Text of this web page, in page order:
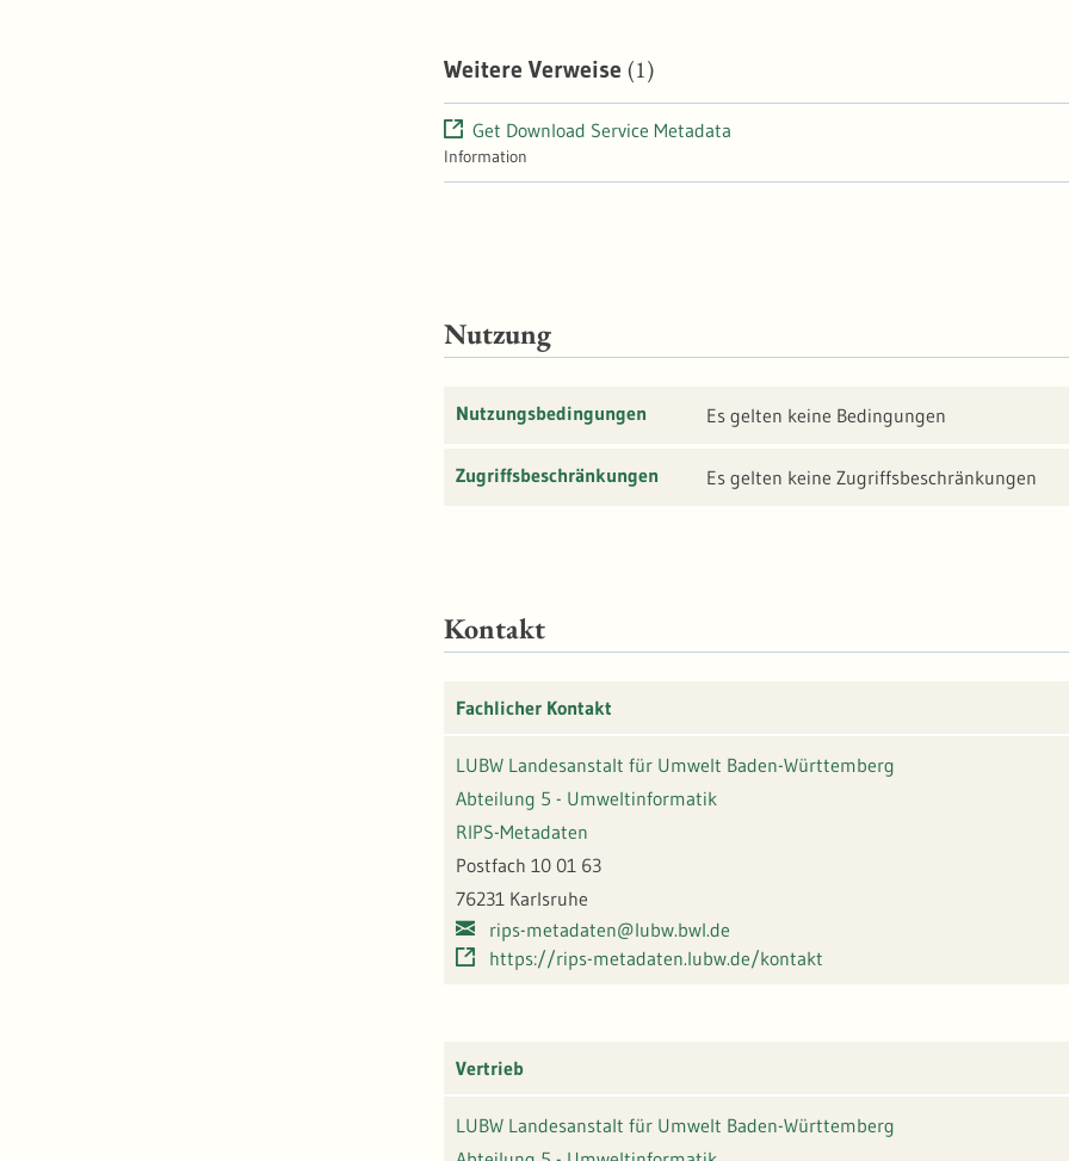
Weitere Verweise (1)
Get Download Service Metadata
Information
Nutzung
Nutzungsbedingungen Es gelten keine Bedingungen
Zugriffsbeschränkungen Es gelten keine Zugriffsbeschränkungen
Kontakt
Fachlicher Kontakt
LUBW Landesanstalt für Umwelt Baden-Württemberg
Abteilung 5 - Umweltinformatik
RIPS-Metadaten
Postfach 10 01 63
76231 Karlsruhe
rips-metadaten@lubw.bwl.de
https://rips-metadaten.lubw.de/kontakt
Vertrieb
LUBW Landesanstalt für Umwelt Baden-Württemberg